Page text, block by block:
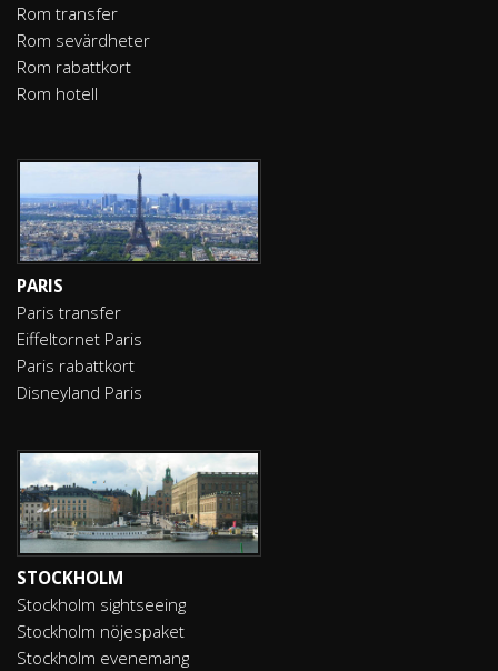
Rom transfer
Rom sevärdheter
Rom rabattkort
Rom hotell
PARIS
Paris transfer
Eiffeltornet Paris
Paris rabattkort
Disneyland Paris
STOCKHOLM
Stockholm sightseeing
Stockholm nöjespaket
Stockholm evenemang